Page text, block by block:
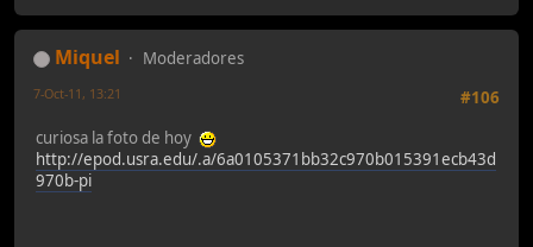
Miquel
Moderadores
#106
7-Oct-11, 13:21
curiosa la foto de hoy
http://epod.usra.edu/.a/6a0105371bb32c970b015391ecb43d
970b-pi